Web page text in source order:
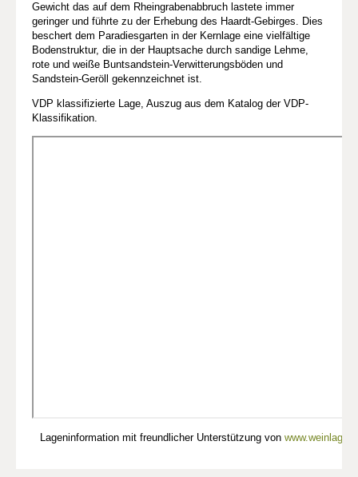
Gewicht das auf dem Rheingrabenabbruch lastete immer
geringer und führte zu der Erhebung des Haardt-Gebirges. Dies
beschert dem Paradiesgarten in der Kernlage eine vielfältige
Bodenstruktur, die in der Hauptsache durch sandige Lehme,
rote und weiße Buntsandstein-Verwitterungsböden und
Sandstein-Geröll gekennzeichnet ist.
VDP klassifizierte Lage, Auszug aus dem Katalog der VDP-
Klassifikation.
Lageninformation mit freundlicher Unterstützung von